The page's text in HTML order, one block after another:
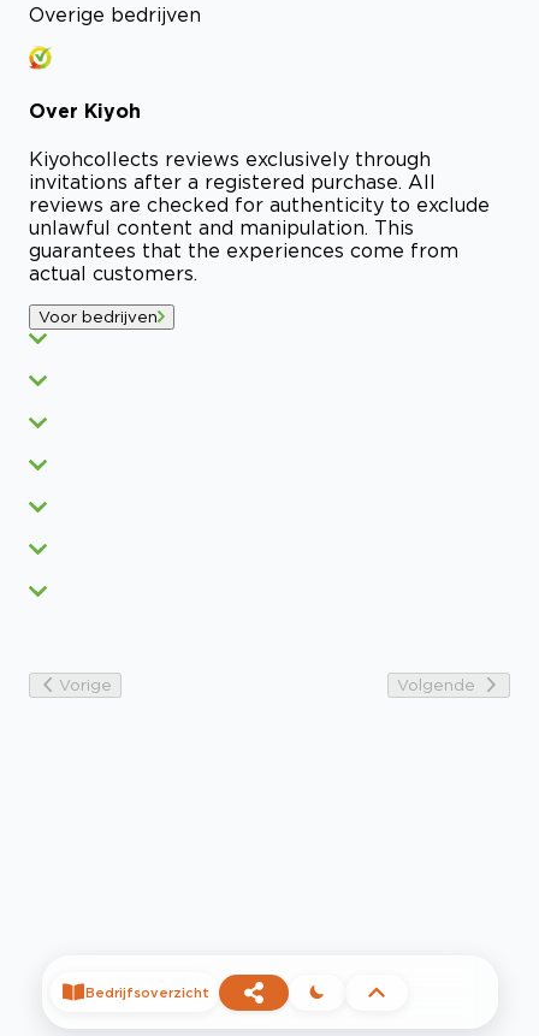
Overige bedrijven
Over Kiyoh
Kiyohcollects reviews exclusively through
invitations after a registered purchase. All
reviews are checked for authenticity to exclude
unlawful content and manipulation. This
guarantees that the experiences come from
actual customers.
Voor bedrijven
Vorige Volgende
Bedrijfsoverzicht